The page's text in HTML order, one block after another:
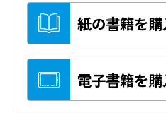
紙の書籍を
電子書籍を